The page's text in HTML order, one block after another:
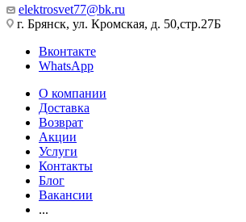
elektrosvet77@bk.ru
г. Брянск, ул. Кромская, д. 50,стр.27Б
Вконтакте
WhatsApp
О компании
Доставка
Возврат
Акции
Услуги
Контакты
Блог
Вакансии
...